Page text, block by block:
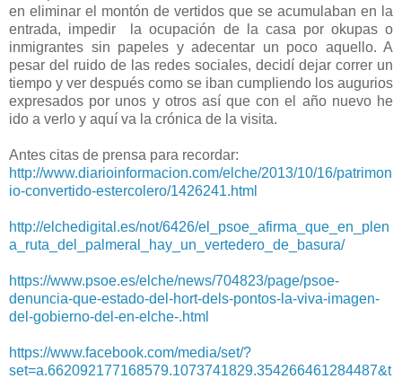
en eliminar el montón de vertidos que se acumulaban en la
entrada, impedir la ocupación de la casa por okupas o
inmigrantes sin papeles y adecentar un poco aquello. A
pesar del ruido de las redes sociales, decidí dejar correr un
tiempo y ver después como se iban cumpliendo los augurios
expresados por unos y otros así que con el año nuevo he
ido a verlo y aquí va la crónica de la visita.
Antes citas de prensa para recordar:
http://www.diarioinformacion.com/elche/2013/10/16/patrimon
io-convertido-estercolero/1426241.html
http://elchedigital.es/not/6426/el_psoe_afirma_que_en_plen
a_ruta_del_palmeral_hay_un_vertedero_de_basura/
https://www.psoe.es/elche/news/704823/page/psoe-
denuncia-que-estado-del-hort-dels-pontos-la-viva-imagen-
del-gobierno-del-en-elche-.html
https://www.facebook.com/media/set/?
set=a.662092177168579.1073741829.354266461284487&t